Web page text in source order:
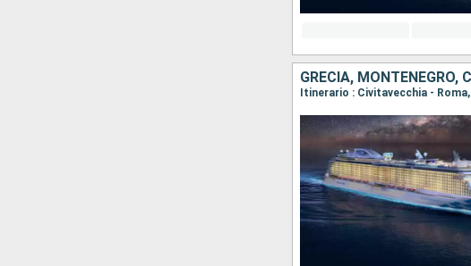
GRECIA, MONTENEGRO,
Itinerario : Civitavecchia -